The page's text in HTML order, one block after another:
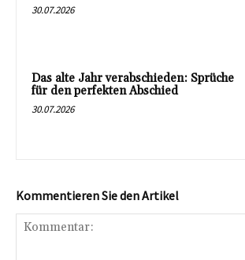
30.07.2026
Das alte Jahr verabschieden: Sprüche
für den perfekten Abschied
30.07.2026
Kommentieren Sie den Artikel